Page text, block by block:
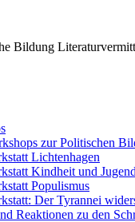
Bildung
zur Politischen
Lichtenhagen
Kindheit und
Populismus
Der Tyrannei
Reaktionen zu den